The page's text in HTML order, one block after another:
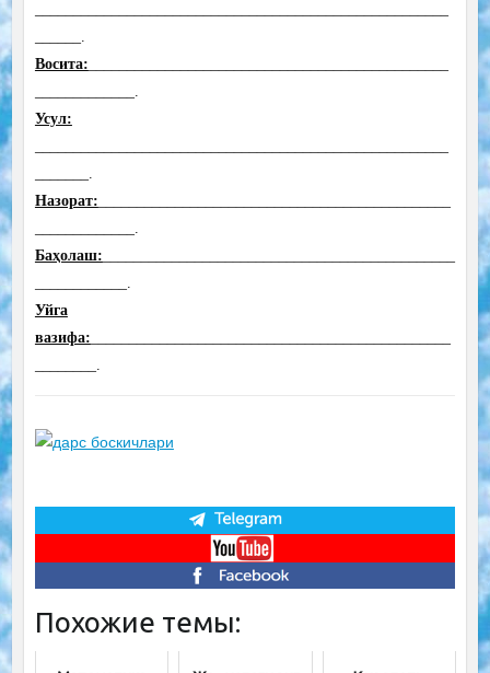
.
Восита:
_____________.
Усул:
_______.
Назорат:
_____________.
Баҳолаш:
____________.
Уйга
вазифа:
________.
Похожие темы: